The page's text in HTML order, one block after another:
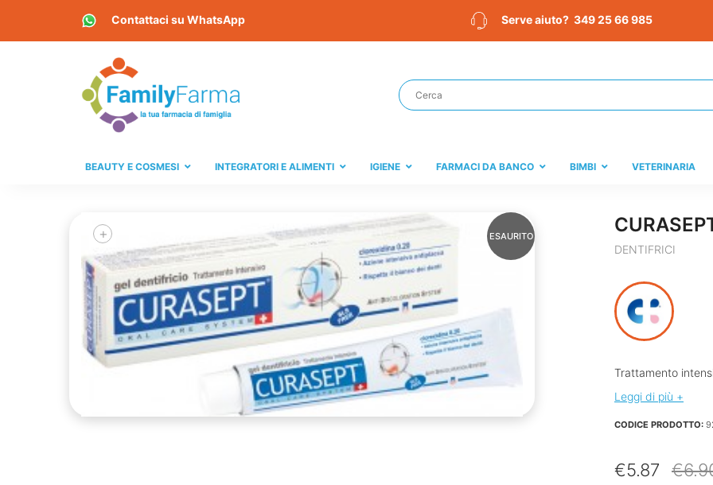
Contattaci su WhatsApp Serve aiuto? 349 25 66 985
BEAUTY E COSMESI INTEGRATORI E ALIMENTI IGIENE FARMACI DA BANCO BIMBI VETERINARIA
ESAURITO
+
DENTIFRICI
Trattamento
Leggi di più +
CODICE PRODOTTO:
€
€5.87